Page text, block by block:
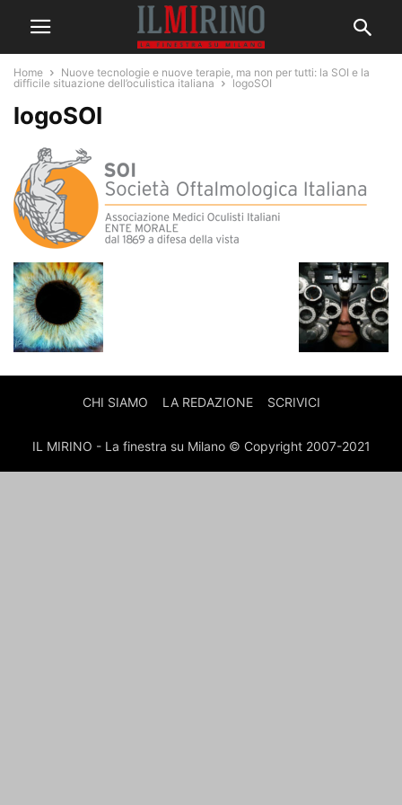
Home
Nuove tecnologie e nuove terapie, ma non per tutti: la SOI e la
difficile situazione dell’oculistica italiana
logoSOI
logoSOI
CHI SIAMO LA REDAZIONE SCRIVICI
IL MIRINO - La finestra su Milano © Copyright 2007-2021